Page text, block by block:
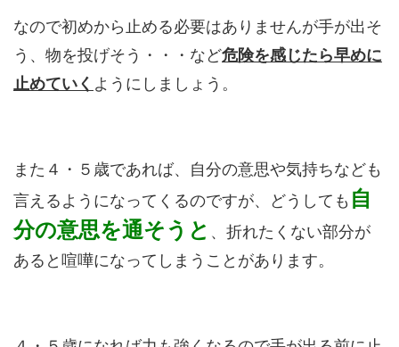
なので初めから止める必要はありませんが手が出そ
う、物を投げそう・・・など危険を感じたら早めに
止めていく ようにしましょう。
また４・５歳であれば、自分の意思や気持ちなども
言えるようになってくるのですが、どうしても 自
分の意思を通そうと 、折れたくない部分が
あると喧嘩になってしまうことがあります。